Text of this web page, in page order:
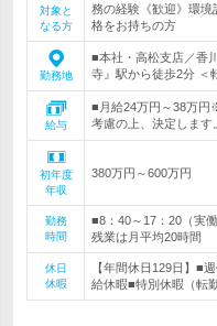
対象と
なる方
務の経験《歓迎》環境
格をお持ちの方
勤務地
■本社・高松支店／香
寺』駅から徒歩2分 ＜
給与
■月給24万円～38万円
考慮の上、決定しま
初年度
年収
380万円～600万円
勤務
時間
■8：40～17：20（実
残業は月平均20時間
休日
休暇
【年間休日129日】■
給休暇■特別休暇（転